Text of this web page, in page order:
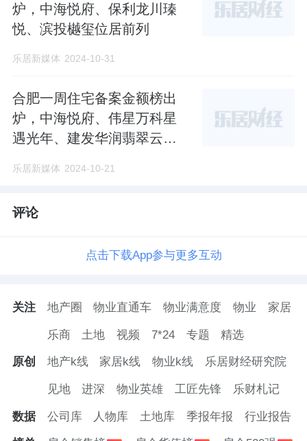
炉，中海悦府、保利龙川瑧
悦、滨投樾玺位居前列
乐居新媒体 2024-10-31
合肥一周住宅备案金额榜出
炉，中海悦府、伟星万科星
遇光年、建发华润翡翠云璟
乐居新媒体 2024-10-21
评论
点击下载App参与更多互动
关注 地产圈 物业直通车 物业满意度 物业 家居
乐商 土地 视频 7*24 专题 精选
原创 地产k线 家居k线 物业k线 乐居财经研究院
见地 进深 物业英雄 工匠先锋 乐财札记
数据 公司库 人物库 土地库 季报年报 行业报告